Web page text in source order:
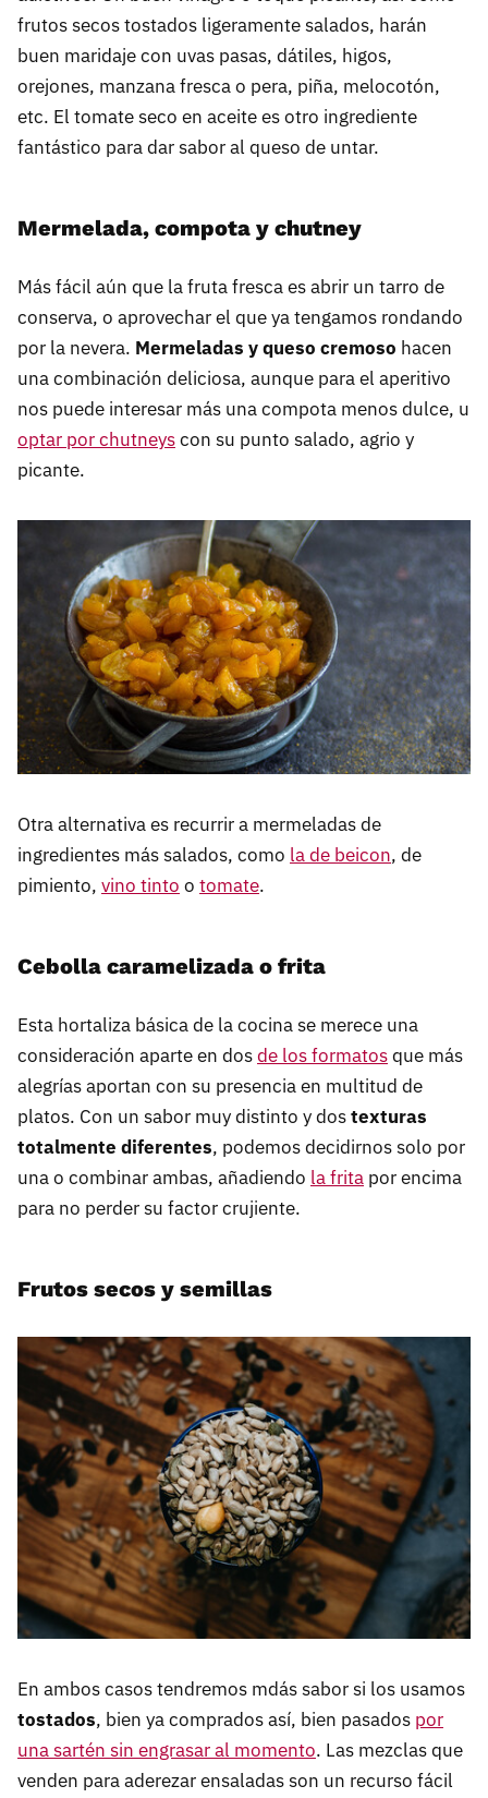
frutos secos tostados ligeramente salados, harán
buen maridaje con uvas pasas, dátiles, higos,
orejones, manzana fresca o pera, piña, melocotón,
etc. El tomate seco en aceite es otro ingrediente
fantástico para dar sabor al queso de untar.
Mermelada, compota y chutney
Más fácil aún que la fruta fresca es abrir un tarro de
conserva, o aprovechar el que ya tengamos rondando
por la nevera. Mermeladas y queso cremoso hacen
una combinación deliciosa, aunque para el aperitivo
nos puede interesar más una compota menos dulce, u
optar por chutneyscon su punto salado, agrio y
picante.
Otra alternativa es recurrir a mermeladas de
ingredientes más salados, como la de beicon, de
pimiento, vino tinto o tomate.
Cebolla caramelizada o frita
Esta hortaliza básica de la cocina se merece una
consideración aparte en dosde los formatosque más
alegrías aportan con su presencia en multitud de
platos. Con un sabor muy distinto y dostexturas
totalmente diferentes, podemos decidirnos solo por
una o combinar ambas, añadiendo la frita por encima
para no perder su factor crujiente.
Frutos secos y semillas
En ambos casos tendremos mdás sabor si los usamos
tostados, bien ya comprados así, bien pasados por
una sartén sin engrasar al momento. Las mezclas que
venden para aderezar ensaladas son un recurso fácil